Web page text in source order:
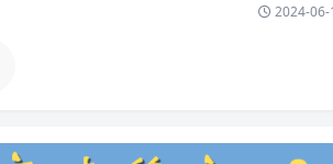
2024-06-